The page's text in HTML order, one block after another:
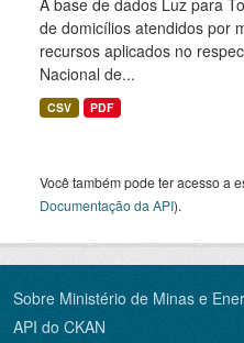
A base de dados Luz para
de domicílios atendidos por
recursos aplicados no
Nacional de...
CSV PDF
Você também pode ter acesso a
Documentação da API).
Sobre Ministério de Minas e
API do CKAN